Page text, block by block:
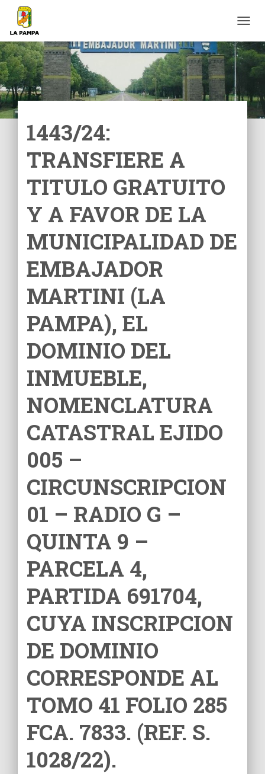
A
M
R
O
1443/24:
TRANSFIERE A
TITULO GRATUITO
Y A FAVOR DE LA
MUNICIPALIDAD DE
EMBAJADOR
MARTINI (LA
PAMPA), EL
DOMINIO DEL
INMUEBLE,
NOMENCLATURA
CATASTRAL EJIDO
005 –
CIRCUNSCRIPCION
01 – RADIO G –
QUINTA 9 –
PARCELA 4,
PARTIDA 691704,
CUYA INSCRIPCION
DE DOMINIO
CORRESPONDE AL
TOMO 41 FOLIO 285
FCA. 7833. (REF. S.
1028/22).